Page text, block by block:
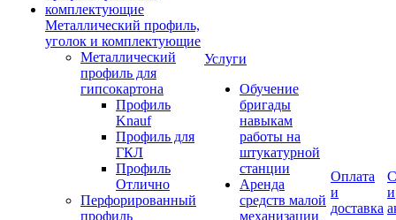
Металлический профиль,
уголок и комплектующие
Металлический
профиль для
гипсокартона
Профиль
Knauf
Профиль для
ГКЛ
Профиль
Отлично
Перфорированный
профиль
Услуги
Обучение
бригады
навыкам
работы на
штукатурной
станции
Аренда
средств малой
механизации
Оплата
и
доставка
и